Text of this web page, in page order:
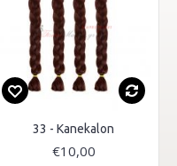
33 - Kanekalon
€10,00